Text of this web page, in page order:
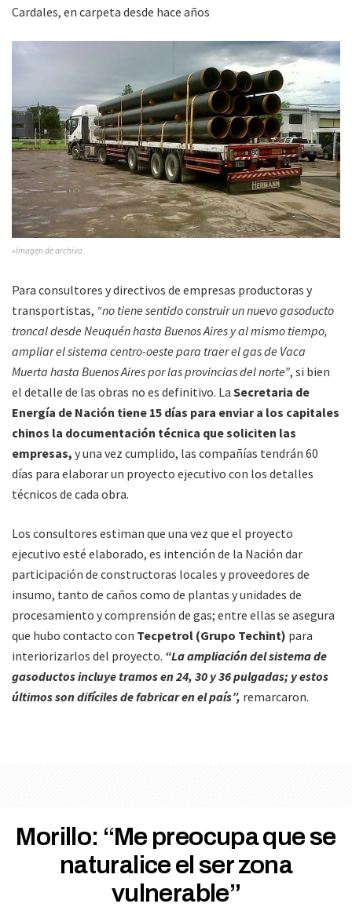
Cardales, en carpeta desde hace años
»Imagen de archivo
Para consultores y directivos de empresas productoras y
transportistas, “no tiene sentido construir un nuevo gasoducto
troncal desde Neuquén hasta Buenos Aires y al mismo tiempo,
ampliar el sistema centro-oeste para traer el gas de Vaca
Muerta hasta Buenos Aires por las provincias del norte”, si bien
el detalle de las obras no es definitivo. La Secretaria de
Energía de Nación tiene 15 días para enviar a los capitales
chinos la documentación técnica que soliciten las
empresas, y una vez cumplido, las compañías tendrán 60
días para elaborar un proyecto ejecutivo con los detalles
técnicos de cada obra.
Los consultores estiman que una vez que el proyecto
ejecutivo esté elaborado, es intención de la Nación dar
participación de constructoras locales y proveedores de
insumo, tanto de caños como de plantas y unidades de
procesamiento y comprensión de gas; entre ellas se asegura
que hubo contacto con Tecpetrol (Grupo Techint) para
interiorizarlos del proyecto. “La ampliación del sistema de
gasoductos incluye tramos en 24, 30 y 36 pulgadas; y estos
últimos son difíciles de fabricar en el país”, remarcaron.
Morillo: “Me preocupa que se
naturalice el ser zona
vulnerable”